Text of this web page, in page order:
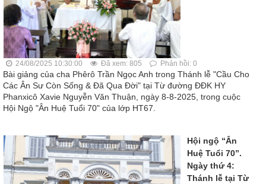
24/08/2025 10:30:00 Đã xem: 805 Phản hồi: 0
Bài giảng của cha Phêrô Trần Ngọc Anh trong Thánh lễ "Cầu Cho
Các Ân Sư Còn Sống & Đã Qua Đời" tại Từ đường ĐĐK HY
Phanxicô Xavie Nguyễn Văn Thuận, ngày 8-8-2025, trong cuộc
Hội Ngộ "Ân Huệ Tuổi 70" của lớp HT67.
Hội ngộ “Ân
Huệ Tuổi 70”.
Ngày thứ 4:
Thánh lễ tại Từ